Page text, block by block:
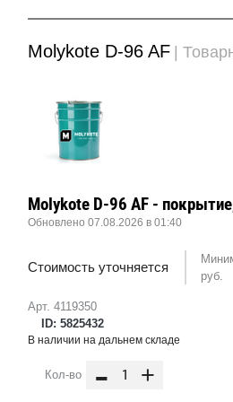
Molykote D-96 AF |
Арт. 4119350
ID: 5825432
Molykote D-96 AF -
Обновлено 07.08.2026 в 01:40
Стоимость уточняется
руб.
В наличии на дальнем складе
Кол-во - +